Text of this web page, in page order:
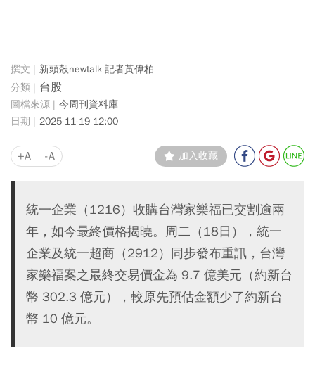
新頭殼newtalk 記者黃偉柏
台股
今周刊資料庫
2025-11-19 12:00
+A -A 加入收藏
統一企業（1216）收購台灣家樂福已交割逾兩
年，如今最終價格揭曉。周二（18日），統一
企業及統一超商（2912）同步發布重訊，台灣
家樂福案之最終交易價金為 9.7 億美元（約新台
幣 302.3 億元），較原先預估金額少了約新台
幣 10 億元。